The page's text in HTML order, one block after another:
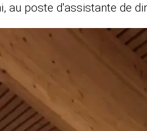
au poste d'assistante de